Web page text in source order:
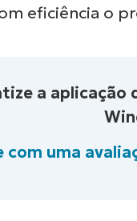
eficiência o
a aplicação
com uma